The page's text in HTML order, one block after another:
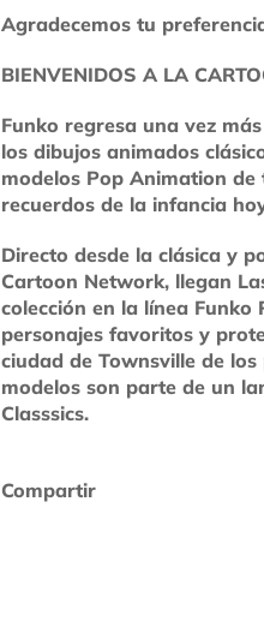
Agradecemos tu
BIENVENIDOS A LA
Funko regresa una vez
los dibujos animados
modelos Pop Animation
recuerdos de la infancia
Directo desde la clásica y
Cartoon Network, llegan
colección en la línea
personajes favoritos y
ciudad de Townsville de
modelos son parte de un
Classsics.
Compartir